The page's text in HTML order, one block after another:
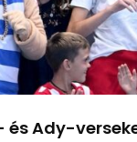
és Ady-